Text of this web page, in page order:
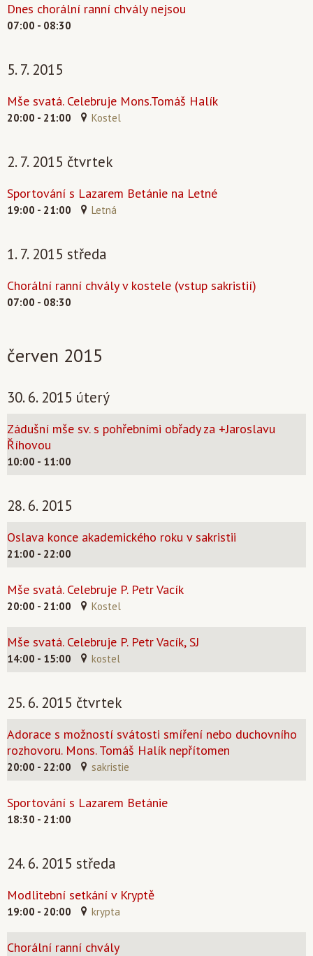
Dnes chorální ranní chvály nejsou
07:00 - 08:30
5. 7. 2015
Mše svatá. Celebruje Mons.Tomáš Halík
20:00 - 21:00 Kostel
2. 7. 2015 čtvrtek
Sportování s Lazarem Betánie na Letné
19:00 - 21:00 Letná
1. 7. 2015 středa
Chorální ranní chvály v kostele (vstup sakristií)
07:00 - 08:30
červen 2015
30. 6. 2015 úterý
Zádušní mše sv. s pohřebními obřady za +Jaroslavu
Říhovou
10:00 - 11:00
28. 6. 2015
Oslava konce akademického roku v sakristii
21:00 - 22:00
Mše svatá. Celebruje P. Petr Vacík
20:00 - 21:00 Kostel
Mše svatá. Celebruje P. Petr Vacík, SJ
14:00 - 15:00 kostel
25. 6. 2015 čtvrtek
Adorace s možností svátosti smíření nebo duchovního
rozhovoru. Mons. Tomáš Halík nepřítomen
20:00 - 22:00 sakristie
Sportování s Lazarem Betánie
18:30 - 21:00
24. 6. 2015 středa
Modlitební setkání v Kryptě
19:00 - 20:00 krypta
Chorální ranní chvály